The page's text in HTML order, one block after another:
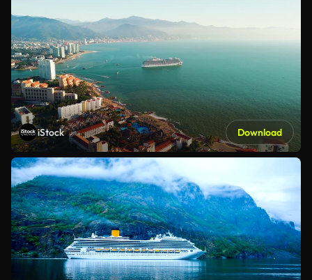
iStock Download